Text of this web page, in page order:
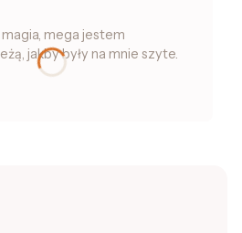
mega jestem
jakby były na mnie szyte.